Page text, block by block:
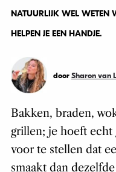
NATUURLIJK WEL WETEN
HELPEN JE EEN HANDJE.
door Sharon van
Bakken, braden,
grillen; je hoeft
voor te stellen dat
smaakt dan